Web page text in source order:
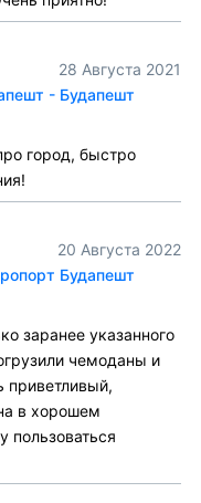
28 Августа 2021
- Будапешт
город, быстро
20 Августа 2022
Будапешт
заранее указанного
чемоданы и
приветливый,
в хорошем
пользоваться